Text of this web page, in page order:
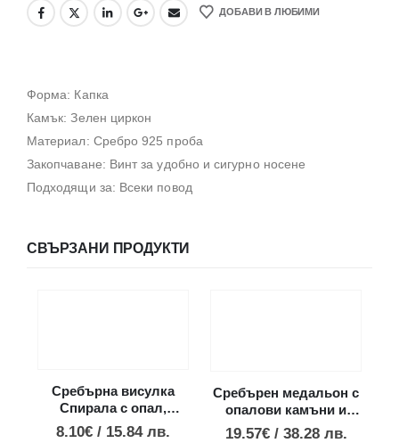
ДОБАВИ В ЛЮБИМИ
Форма: Капка
Камък: Зелен циркон
Материал: Сребро 925 проба
Закопчаване: Винт за удобно и сигурно носене
Подходящи за: Всеки повод
СВЪРЗАНИ ПРОДУКТИ
Сребърна висулка
Спирала с опал,
малък размер
8.10€ / 15.84 лв.
Сребърен медальон с
опалови камъни и
диск Фестос, XS
19.57€ / 38.28 лв.